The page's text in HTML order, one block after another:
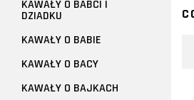
KAWAŁY O BABCI I
DZIADKU
KAWAŁY O BABIE
KAWAŁY O BACY
KAWAŁY O BAJKACH